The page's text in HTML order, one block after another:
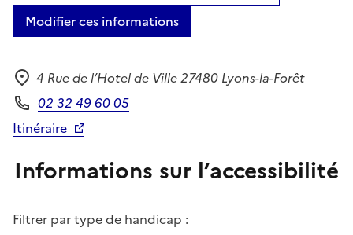
Modifier ces informations
Adresse
4 Rue de l’Hotel de Ville 27480 Lyons-la-Forêt
Téléphone
02 32 49 60 05
Itinéraire
Informations sur l’accessibilité
Filtrer par type de handicap :